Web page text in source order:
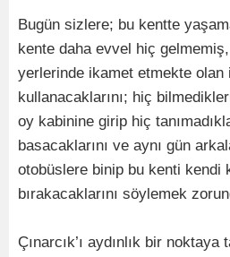
Bugün sizlere; bu kentte
kente daha evvel hiç gelmemiş,
yerlerinde ikamet etmekte olan
kullanacaklarını; hiç
oy kabinine girip hiç
basacaklarını ve aynı gün
otobüslere binip bu kenti kendi
bırakacaklarını söylemek
Çınarcık’ı aydınlık bir